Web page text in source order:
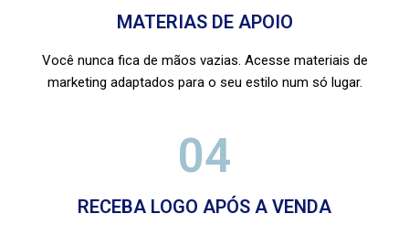
MATERIAS DE APOIO
Você nunca fica de mãos vazias. Acesse materiais de
marketing adaptados para o seu estilo num só lugar.
04
RECEBA LOGO APÓS A VENDA